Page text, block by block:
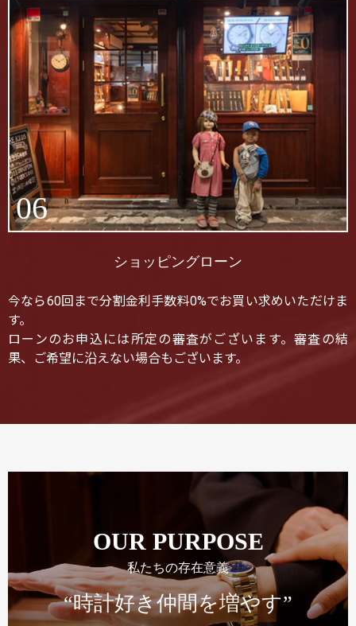
06
ショッピングローン
今なら60回まで分割金利手数料0%でお買い求めいただけま
す。
ローンのお申込には所定の審査がございます。審査の結
果、ご希望に沿えない場合もございます。
OUR PURPOSE
私たちの存在意義
“時計好き仲間を増やす”